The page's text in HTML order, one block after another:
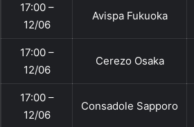
17:00 –
12/06
Avispa Fukuoka
17:00 –
12/06
Cerezo Osaka
17:00 –
12/06
Consadole Sapporo